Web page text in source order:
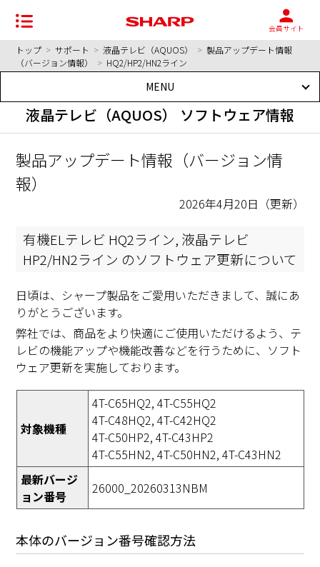
会員サイト
トップ > サポート > 液晶テレビ（AQUOS） > 製品アップデート情報
（バージョン情報）
> HQ2/HP2/HN2ライン
液晶テレビ（AQUOS） ソフトウェア情報
MENU
製品アップデート情報（バージョン情
報）
2026年4月20日（更新）
有機ELテレビ HQ2ライン, 液晶テレビ
HP2/HN2ライン のソフトウェア更新について
日頃は、シャープ製品をご愛用いただきまして、誠にあ
りがとうございます。
弊社では、商品をより快適にご使用いただけるよう、テ
レビの機能アップや機能改善などを行うために、ソフト
ウェア更新を実施しております。
対象機種
4T-C65HQ2, 4T-C55HQ2
4T-C48HQ2, 4T-C42HQ2
4T-C50HP2, 4T-C43HP2
4T-C55HN2, 4T-C50HN2, 4T-C43HN2
最新バージ
ョン番号
26000_20260313NBM
本体のバージョン番号確認方法